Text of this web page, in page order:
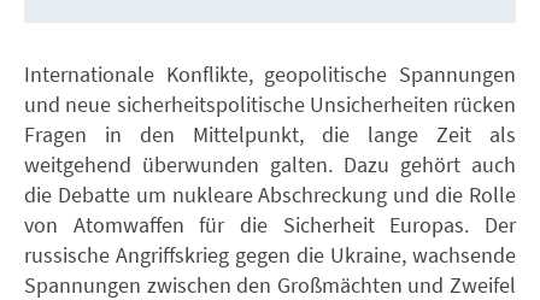
Internationale Konflikte, geopolitische Spannungen
und neue sicherheitspolitische Unsicherheiten rücken
Fragen in den Mittelpunkt, die lange Zeit als
weitgehend überwunden galten. Dazu gehört auch
die Debatte um nukleare Abschreckung und die Rolle
von Atomwaffen für die Sicherheit Europas. Der
russische Angriffskrieg gegen die Ukraine, wachsende
Spannungen zwischen den Großmächten und Zweifel